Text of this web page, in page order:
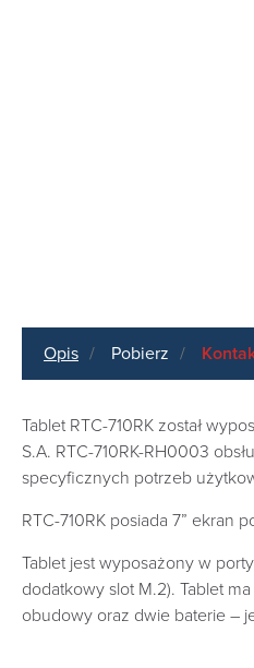
Opis Pobierz
Tablet RTC-710RK został
S.A. RTC-710RK-RH0003
specyficznych potrzeb
RTC-710RK posiada 7”
Tablet jest wyposażony w
dodatkowy slot M.2). Tablet
obudowy oraz dwie baterie –